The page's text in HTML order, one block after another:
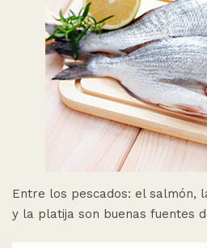
Entre los pescados: el salmón,
y la platija son buenas fuentes